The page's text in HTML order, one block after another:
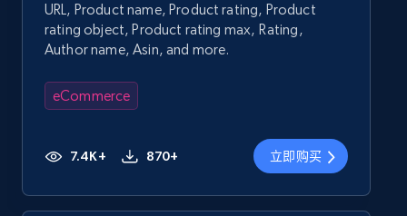
URL, Product name, Product rating, Product
rating object, Product rating max, Rating,
Author name, Asin, and more.
eCommerce
7.4K+ 870+ 立即购买